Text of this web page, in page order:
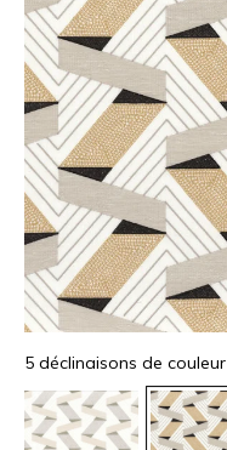
5 déclinaisons de couleur